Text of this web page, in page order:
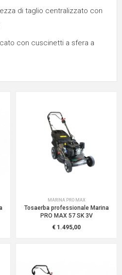
di taglio centralizzato con
con cuscinetti a sfera a
MARINA PRO MAX
Tosaerba professionale Marina
PRO MAX 57 SK 3V
€ 1.495,00